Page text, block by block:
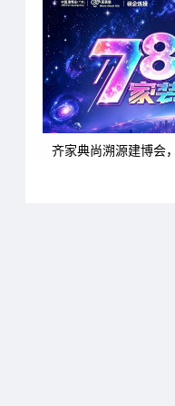
齐家典尚溯源建博会